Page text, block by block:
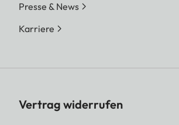
Presse & News
Karriere
Vertrag widerrufen